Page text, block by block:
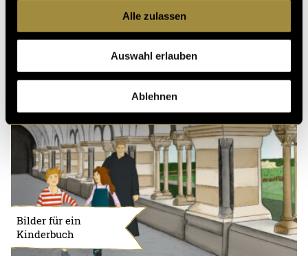
Alle zulassen
Auswahl erlauben
Ablehnen
Bilder für ein
Kinderbuch